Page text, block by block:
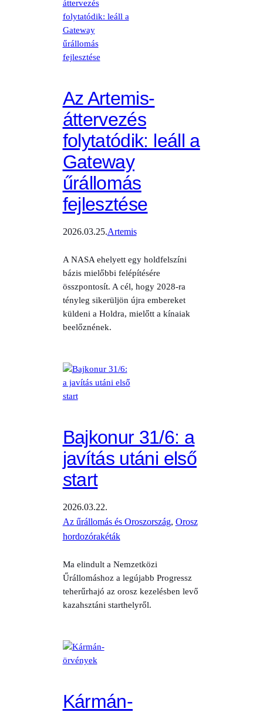
Az Artemis-
áttervezés
folytatódik: leáll a
Gateway
űrállomás
fejlesztése
2026.03.25.Artemis
A NASA ehelyett egy holdfelszíni
bázis mielőbbi felépítésére
összpontosít. A cél, hogy 2028-ra
tényleg sikerüljön újra embereket
küldeni a Holdra, mielőtt a kínaiak
beelőznének.
Bajkonur 31/6: a
javítás utáni első
start
2026.03.22.
Az űrállomás és Oroszország, Orosz
hordozórakéták
Ma elindult a Nemzetközi
Űrállomáshoz a legújabb Progressz
teherűrhajó az orosz kezelésben levő
kazahsztáni starthelyről.
Kármán-